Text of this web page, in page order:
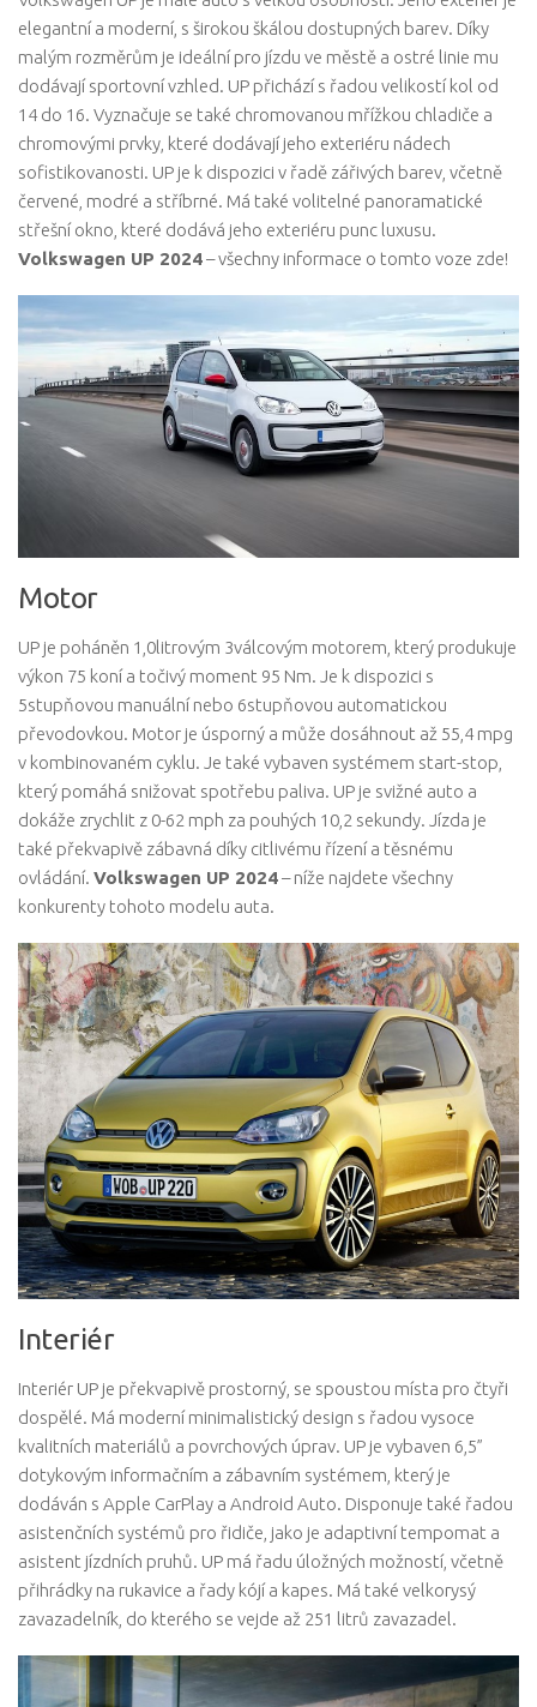
elegantní a moderní, s širokou škálou dostupných barev. Díky
malým rozměrům je ideální pro jízdu ve městě a ostré linie mu
dodávají sportovní vzhled. UP přichází s řadou velikostí kol od
14 do 16. Vyznačuje se také chromovanou mřížkou chladiče a
chromovými prvky, které dodávají jeho exteriéru nádech
sofistikovanosti. UP je k dispozici v řadě zářivých barev, včetně
červené, modré a stříbrné. Má také volitelné panoramatické
střešní okno, které dodává jeho exteriéru punc luxusu.
Volkswagen UP 2024– všechny informace o tomto voze zde!
Motor
UP je poháněn 1,0litrovým 3válcovým motorem, který produkuje
výkon 75 koní a točivý moment 95 Nm. Je k dispozici s
5stupňovou manuální nebo 6stupňovou automatickou
převodovkou. Motor je úsporný a může dosáhnout až 55,4 mpg
v kombinovaném cyklu. Je také vybaven systémem start-stop,
který pomáhá snižovat spotřebu paliva. UP je svižné auto a
dokáže zrychlit z 0-62 mph za pouhých 10,2 sekundy. Jízda je
také překvapivě zábavná díky citlivému řízení a těsnému
ovládání. Volkswagen UP 2024– níže najdete všechny
konkurenty tohoto modelu auta.
Interiér
Interiér UP je překvapivě prostorný, se spoustou místa pro čtyři
dospělé. Má moderní minimalistický design s řadou vysoce
kvalitních materiálů a povrchových úprav. UP je vybaven 6,5”
dotykovým informačním a zábavním systémem, který je
dodáván s Apple CarPlay a Android Auto. Disponuje také řadou
asistenčních systémů pro řidiče, jako je adaptivní tempomat a
asistent jízdních pruhů. UP má řadu úložných možností, včetně
přihrádky na rukavice a řady kójí a kapes. Má také velkorysý
zavazadelník, do kterého se vejde až 251 litrů zavazadel.